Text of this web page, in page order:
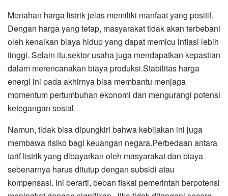
Menahan harga listrik jelas memiliki manfaat yang positif.
Dengan harga yang tetap, masyarakat tidak akan terbebani
oleh kenaikan biaya hidup yang dapat memicu inflasi lebih
tinggi. Selain itu,sektor usaha juga mendapatkan kepastian
dalam merencanakan biaya produksi.Stabilitas harga
energi ini pada akhirnya bisa membantu menjaga
momentum pertumbuhan ekonomi dan mengurangi potensi
ketegangan sosial.
Namun, tidak bisa dipungkiri bahwa kebijakan ini juga
membawa risiko bagi keuangan negara.Perbedaan antara
tarif listrik yang dibayarkan oleh masyarakat dan biaya
sebenarnya harus ditutup dengan subsidi atau
kompensasi. Ini berarti, beban fiskal pemerintah berpotensi